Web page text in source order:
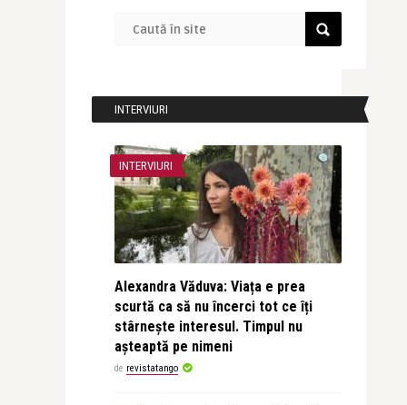
INTERVIURI
INTERVIURI
Alexandra Văduva: Viața e prea
scurtă ca să nu încerci tot ce îți
stârnește interesul. Timpul nu
așteaptă pe nimeni
de revistatango